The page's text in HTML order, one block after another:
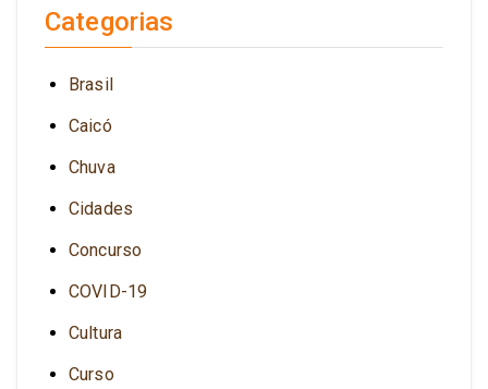
Categorias
Brasil
Caicó
Chuva
Cidades
Concurso
COVID-19
Cultura
Curso